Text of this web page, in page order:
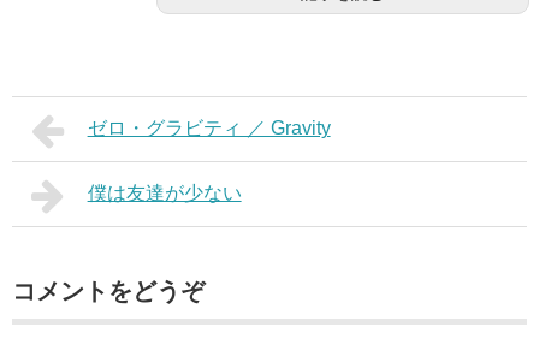
ゼロ・グラビティ ／ Gravity
僕は友達が少ない
コメントをどうぞ